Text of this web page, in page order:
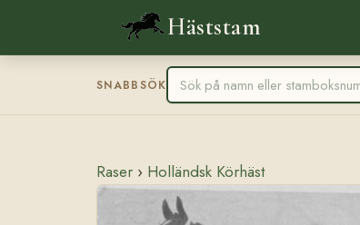
Häststam
SNABBSÖK
Raser › Holländsk Körhäst